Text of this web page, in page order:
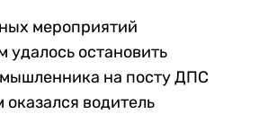
мероприятий
удалось остановить
на посту ДПС
водитель